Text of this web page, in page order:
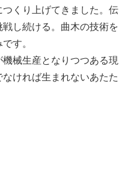
くり上げてきました。伝
し続ける。曲木の技術を
す。
械生産となりつつある現
ければ生まれないあたた